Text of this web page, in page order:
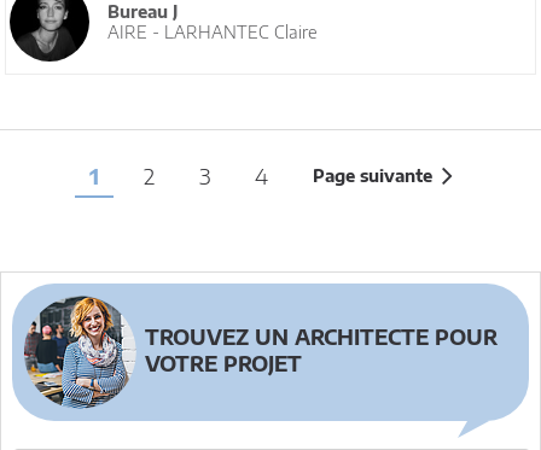
Bureau J
AIRE - LARHANTEC Claire
1 2 3 4 Page suivante
TROUVEZ UN ARCHITECTE POUR
VOTRE PROJET